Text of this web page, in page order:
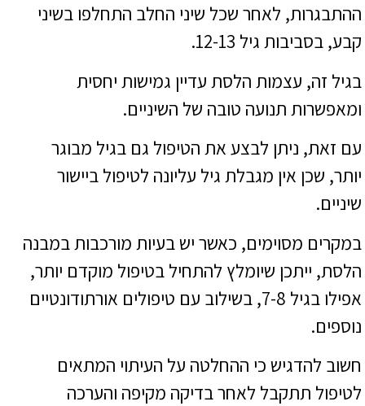
ההתבגרות, לאחר שכל שיני החלב התחלפו בשיני
קבע, בסביבות גיל 12-13.
בגיל זה, עצמות הלסת עדיין גמישות יחסית
ומאפשרות תנועה טובה של השיניים.
עם זאת, ניתן לבצע את הטיפול גם בגיל מבוגר
יותר, שכן אין מגבלת גיל עליונה לטיפול ביישור
שיניים.
במקרים מסוימים, כאשר יש בעיות מורכבות במבנה
הלסת, ייתכן שיומלץ להתחיל בטיפול מוקדם יותר,
אפילו בגיל 7-8, בשילוב עם טיפולים אורתודונטיים
נוספים.
חשוב להדגיש כי ההחלטה על העיתוי המתאים
לטיפול תתקבל לאחר בדיקה מקיפה והערכה